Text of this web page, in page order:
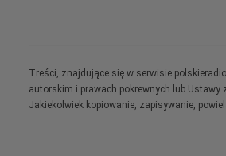
Treści, znajdujące się w serwisie
autorskim i prawach pokrewnych lub Ustawy
Jakiekolwiek kopiowanie, zapisywanie,